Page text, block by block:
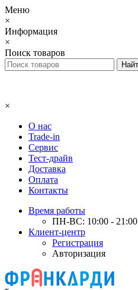
Меню
×
Информация
×
Поиск товаров
×
О нас
Trade-in
Сервис
Тест-драйв
Доставка
Оплата
Контакты
Время работы
ПН-ВС: 10:00 - 21:00
Клиент-центр
Регистрация
Авторизация